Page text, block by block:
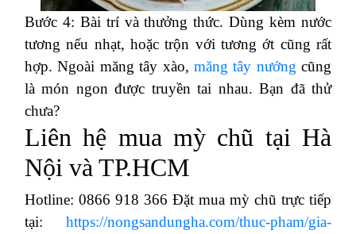
Bước 4: Bài trí và thưởng thức. Dùng kèm nước
tương nếu nhạt, hoặc trộn với tương ớt cũng rất
hợp. Ngoài măng tây xào, măng tây nướng cũng
là món ngon được truyền tai nhau. Bạn đã thử
chưa?
Liên hệ mua mỳ chũ tại Hà
Nội và TP.HCM
Hotline: 0866 918 366 Đặt mua mỳ chũ trực tiếp
tại: https://nongsandungha.com/thuc-pham/gia-